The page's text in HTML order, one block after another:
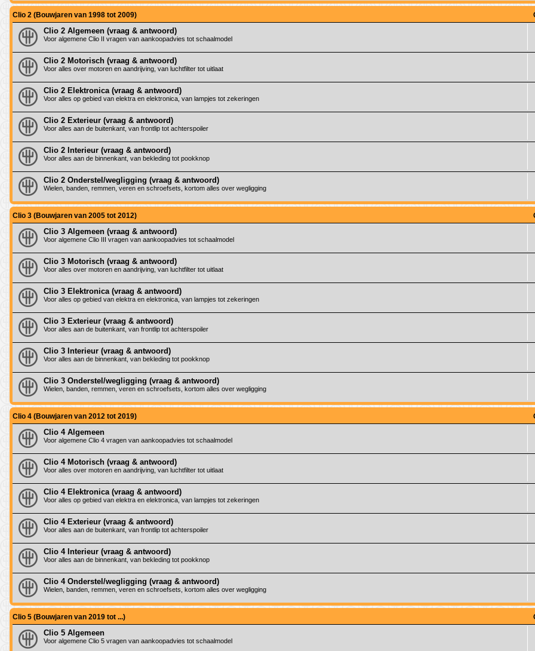
Clio 2 (Bouwjaren van 1998 tot 2009)
Clio 2 Algemeen (vraag & antwoord)
Voor algemene Clio II vragen van aankoopadvies tot schaalmodel
Clio 2 Motorisch (vraag & antwoord)
Voor alles over motoren en aandrijving, van luchtfilter tot uitlaat
Clio 2 Elektronica (vraag & antwoord)
Voor alles op gebied van elektra en elektronica, van lampjes tot zekeringen
Clio 2 Exterieur (vraag & antwoord)
Voor alles aan de buitenkant, van frontlip tot achterspoiler
Clio 2 Interieur (vraag & antwoord)
Voor alles aan de binnenkant, van bekleding tot pookknop
Clio 2 Onderstel/wegligging (vraag & antwoord)
Wielen, banden, remmen, veren en schroefsets, kortom alles over wegligging
Clio 3 (Bouwjaren van 2005 tot 2012)
Clio 3 Algemeen (vraag & antwoord)
Voor algemene Clio III vragen van aankoopadvies tot schaalmodel
Clio 3 Motorisch (vraag & antwoord)
Voor alles over motoren en aandrijving, van luchtfilter tot uitlaat
Clio 3 Elektronica (vraag & antwoord)
Voor alles op gebied van elektra en elektronica, van lampjes tot zekeringen
Clio 3 Exterieur (vraag & antwoord)
Voor alles aan de buitenkant, van frontlip tot achterspoiler
Clio 3 Interieur (vraag & antwoord)
Voor alles aan de binnenkant, van bekleding tot pookknop
Clio 3 Onderstel/wegligging (vraag & antwoord)
Wielen, banden, remmen, veren en schroefsets, kortom alles over wegligging
Clio 4 (Bouwjaren van 2012 tot 2019)
Clio 4 Algemeen
Voor algemene Clio 4 vragen van aankoopadvies tot schaalmodel
Clio 4 Motorisch (vraag & antwoord)
Voor alles over motoren en aandrijving, van luchtfilter tot uitlaat
Clio 4 Elektronica (vraag & antwoord)
Voor alles op gebied van elektra en elektronica, van lampjes tot zekeringen
Clio 4 Exterieur (vraag & antwoord)
Voor alles aan de buitenkant, van frontlip tot achterspoiler
Clio 4 Interieur (vraag & antwoord)
Voor alles aan de binnenkant, van bekleding tot pookknop
Clio 4 Onderstel/wegligging (vraag & antwoord)
Wielen, banden, remmen, veren en schroefsets, kortom alles over wegligging
Clio 5 (Bouwjaren van 2019 tot ...)
Clio 5 Algemeen
Voor algemene Clio 5 vragen van aankoopadvies tot schaalmodel